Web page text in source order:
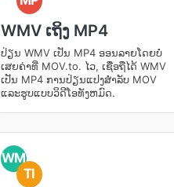
WMV ເຖິງ MP4
ປ່ຽນ WMV ເປັນ MP4 ອອນລາຍໂດຍບໍ່
ເສຍຄ່າທີ່ MOV.to. ໄວ, ເຊື່ອຖືໄດ້ WMV
ເປັນ MP4 ການປ່ຽນແປງສໍາລັບ MOV
ແລະຮູບແບບວິດີໂອທັງຫມົດ.
WM
TI